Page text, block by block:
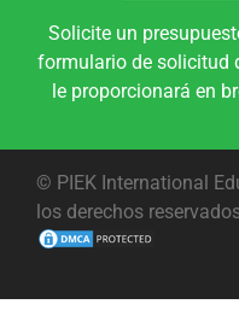
Solicite un
formulario de solicitud
le proporcionará en
© PIEK International
los derechos